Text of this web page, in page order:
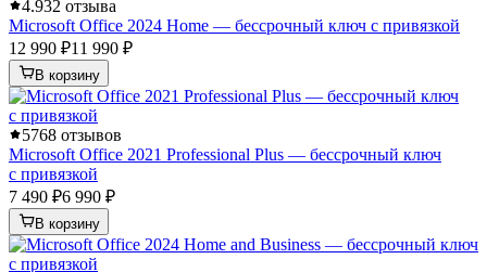
4.932 отзыва
Microsoft Office 2024 Home — бессрочный ключ с привязкой
12 990 ₽11 990 ₽
В корзину
5768 отзывов
Microsoft Office 2021 Professional Plus — бессрочный ключ
с привязкой
7 490 ₽6 990 ₽
В корзину